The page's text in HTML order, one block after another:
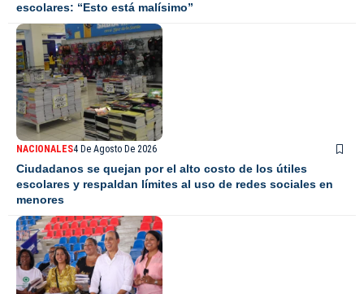
escolares: “Esto está malísimo”
NACIONALES4 De Agosto De 2026
Ciudadanos se quejan por el alto costo de los útiles
escolares y respaldan límites al uso de redes sociales en
menores